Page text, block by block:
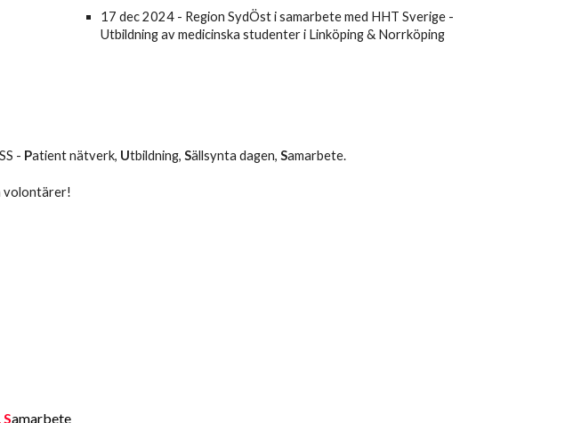
17 dec 2024 - Region SydÖst i samarbete med HHT Sverige -
Utbildning av medicinska studenter i Linköping & Norrköping
- Patient nätverk, Utbildning, Sällsynta dagen, Samarbete.
volontärer!
Samarbete